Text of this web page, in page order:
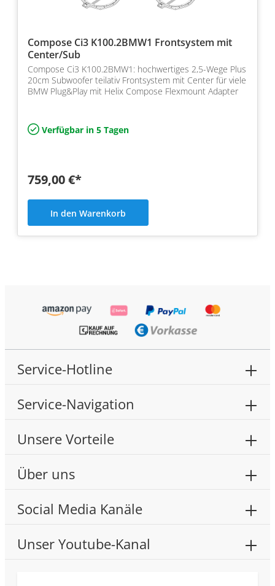
Compose Ci3 K100.2BMW1 Frontsystem mit
Center/Sub
Compose Ci3 K100.2BMW1: hochwertiges 2,5-Wege Plus
20cm Subwoofer teilativ Frontsystem mit Center für viele
BMW Plug&Play mit Helix Compose Flexmount Adapter
Verfügbar in 5 Tagen
759,00 €*
In den Warenkorb
Service-Hotline
Service-Navigation
Unsere Vorteile
Über uns
Social Media Kanäle
Unser Youtube-Kanal